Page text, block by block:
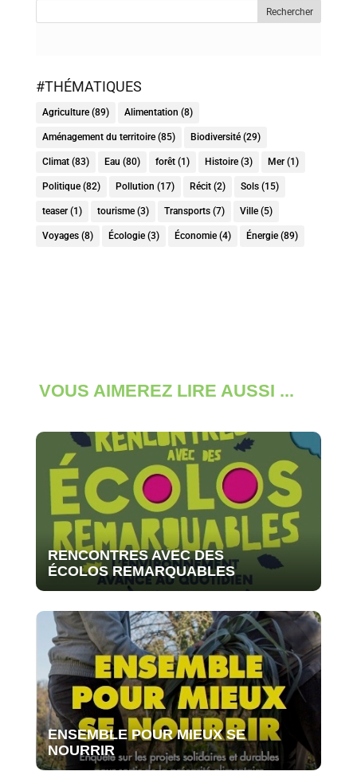
#THÉMATIQUES
Agriculture(89) Alimentation (8)
Aménagement du territoire(85) Biodiversité(29)
Climat(83) Eau (80) forêt(1) Histoire(3) Mer(1)
Politique(82) Pollution (17) Récit(2) Sols(15)
teaser(1) tourisme(3) Transports(7) Ville(5)
Voyages(8) Écologie(3) Économie(4) Énergie(89)
VOUS AIMEREZ LIRE AUSSI ...
RENCONTRES AVEC DES
ÉCOLOS REMARQUABLES
ENSEMBLE POUR MIEUX SE
NOURRIR